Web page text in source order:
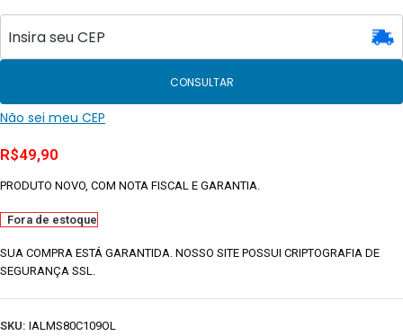
CONSULTAR
Não sei meu CEP
R$49,90
PRODUTO NOVO, COM NOTA FISCAL E GARANTIA.
Fora de estoque
SUA COMPRA ESTÁ GARANTIDA. NOSSO SITE POSSUI CRIPTOGRAFIA DE
SEGURANÇA SSL.
SKU: IALMS80C109OL